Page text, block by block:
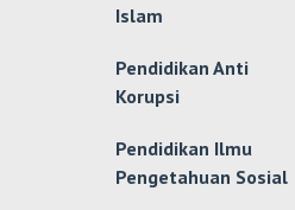
Islam
Pendidikan Anti
Korupsi
Pendidikan Ilmu
Pengetahuan Sosial